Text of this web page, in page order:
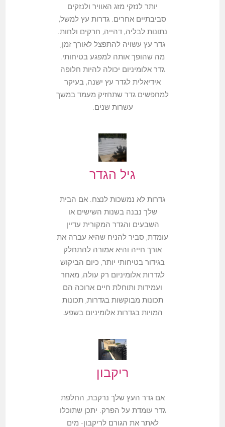
יותר לנזקי מזג האוויר ולנזקים
סביבתיים אחרים. גדרות עץ למשל,
נתונות לבליה, דהייה, חרקים ולחות.
גדר עץ עשויה להתפצל לאורך זמן,
מה שהופך אותה למפגע בטיחותי.
גדר אלומיניום יכולה להיות חלופה
אידיאלית לגדר עץ ישנה, בעיקר
למחפשים גדר שתחזיק מעמד במשך
עשרות שנים.
גיל הגדר
גדרות לא נמשכות לנצח. אם הבית
שלך נבנה בשנות השישים או
השבעים והגדר המקורית עדיין
עומדת, סביר להניח שהיא עברה את
אורך חייה והיא אמורה להתחלק
בגידור בטיחותי יותר, כיום הביקוש
לגדרות אלומיניום רק עולה, מאחר
ועמידות ותוחלת חיים ארוכה הם
תכונות מבוקשות בגדרות, תכונות
המויות בגדרות אלומיניום בשפע.
ריקבון
אם גדר העץ שלך נרקבת, החלפת
גדר עומדת על הפרק. יתכן שתוכלו
לאתר את הגורם לריקבון- מים